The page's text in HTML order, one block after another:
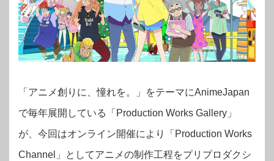
「アニメ創りに、憧れを。」をテーマにAnimeJapan
で毎年展開している「Production Works Gallery」
が、今回はオンライン開催により「Production Works
Channel」としてアニメの制作工程をプリプロダクシ